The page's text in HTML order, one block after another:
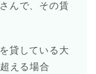
んで、その賃
貸している大
える場合